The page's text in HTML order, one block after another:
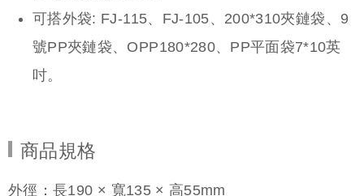
可搭外袋: FJ-115、FJ-105、200*310夾鏈袋、9
號PP夾鏈袋、OPP180*280、PP平面袋7*10英
吋。
商品規格
外徑：長190 × 寬135 × 高55mm